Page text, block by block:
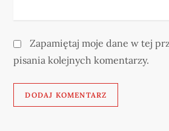
Zapamiętaj moje dane w tej
pisania kolejnych komentarzy.